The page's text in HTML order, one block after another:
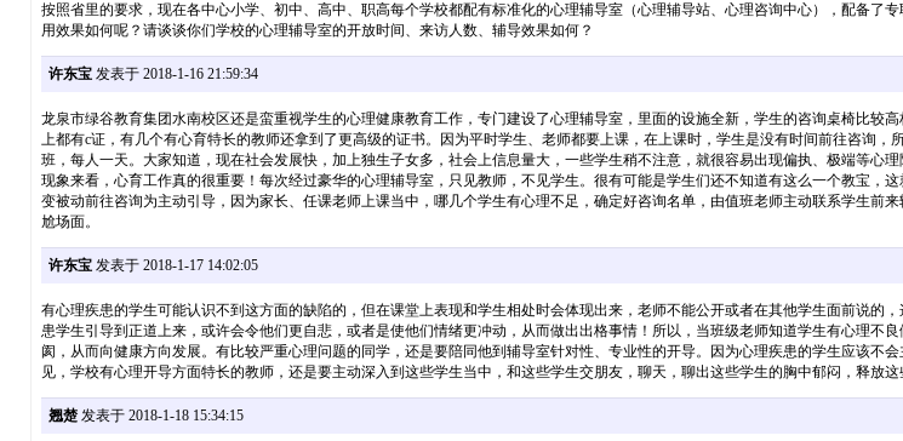
按照省里的要求，现在各中心小学、初中、高中、职高每个学校都配有标准化的心理辅导室（心理辅导站、心理咨询中心），配备
用效果如何呢？请谈谈你们学校的心理辅导室的开放时间、来访人数、辅导效果如何？
许东宝发表于 2018-1-16 21:59:34
龙泉市绿谷教育集团水南校区还是蛮重视学生的心理健康教育工作，专门建设了心理辅导室，里面的设施全新，学生的咨询桌椅比
上都有c证，有几个有心育特长的教师还拿到了更高级的证书。因为平时学生、老师都要上课，在上课时，学生是没有时间前往咨询
班，每人一天。大家知道，现在社会发展快，加上独生子女多，社会上信息量大，一些学生稍不注意，就很容易出现偏执、极端等
现象来看，心育工作真的很重要！每次经过豪华的心理辅导室，只见教师，不见学生。很有可能是学生们还不知道有这么一个教宝
变被动前往咨询为主动引导，因为家长、任课老师上课当中，哪几个学生有心理不足，确定好咨询名单，由值班老师主动联系学生
尬场面。
许东宝发表于 2018-1-17 14:02:05
有心理疾患的学生可能认识不到这方面的缺陷的，但在课堂上表现和学生相处时会体现出来，老师不能公开或者在其他学生面前说
患学生引导到正道上来，或许会令他们更自悲，或者是使他们情绪更冲动，从而做出出格事情！所以，当班级老师知道学生有心理
阂，从而向健康方向发展。有比较严重心理问题的同学，还是要陪同他到辅导室针对性、专业性的开导。因为心理疾患的学生应该
见，学校有心理开导方面特长的教师，还是要主动深入到这些学生当中，和这些学生交朋友，聊天，聊出这些学生的胸中郁闷，释放
翘楚发表于 2018-1-18 15:34:15